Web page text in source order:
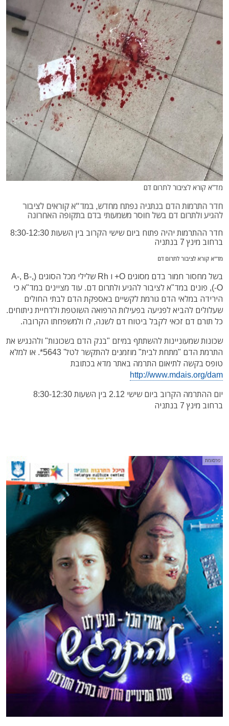
מד"א קורא לציבור לתרום דם
חדר התרמות הדם בנתניה נפתח מחדש, במד"א קוראים לציבור
להגיע ולתרום דם בשל חוסר משמעותי בדם בתקופה האחרונה
חדר ההתרמות יהיה פתוח ביום שישי הקרוב בין השעות 8:30-12:30
ברחוב מינץ 7 בנתניה
מד"א קורא לציבור לתרום דם
בשל מחסור חמור בדם מסוגים O+ ו Rh שלילי מכל הסוגים (A-, B-,
O-), פונים במד"א לציבור להגיע ולתרום דם. עוד מציינים במד"א כי
הירידה במלאי הדם גורמת לקשיים באספקת הדם לבתי החולים
שעלולים להביא לפגיעה בפעילות הרפואה השוטפת ולדחיית ניתוחים.
כל תורם דם זכאי לקבל ביטוח דם לשנה, לו ולמשפחתו הקרובה.
שכונות שמעוניינות להשתתף במיזם "בנק הדם בשכונות" ולהנגיש את
התרמת הדם "מתחת לבית" מוזמנים להתקשר לטל' 5643*. או למלא
טופס בקשה לתיאום התרמה באתר מדא בכתובת
http://www.mdais.org/dam
יום ההתרמה הקרוב ביום שישי 2.12 בין השעות 8:30-12:30
ברחוב מינץ 7 בנתניה
פרסומת